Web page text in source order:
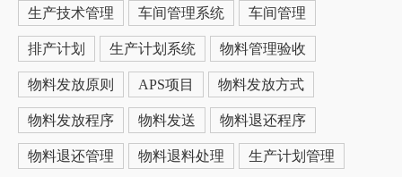
生产技术管理 车间管理系统 车间管理
排产计划 生产计划系统 物料管理验收
物料发放原则 APS项目 物料发放方式
物料发放程序 物料发送 物料退还程序
物料退还管理 物料退料处理 生产计划管理